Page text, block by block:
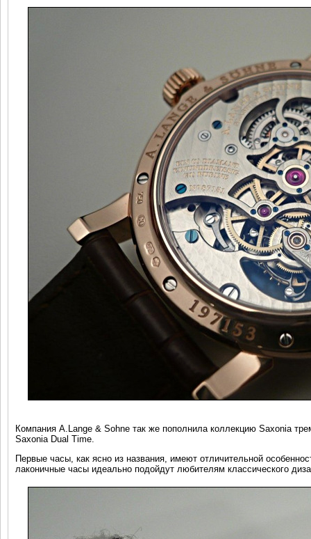
Компания A.Lange & Sohne так же пополнила коллекцию Saxonia
Saxonia Dual Time.
Первые часы, как ясно из названия, имеют отличительной
лаконичные часы идеально подойдут любителям классического